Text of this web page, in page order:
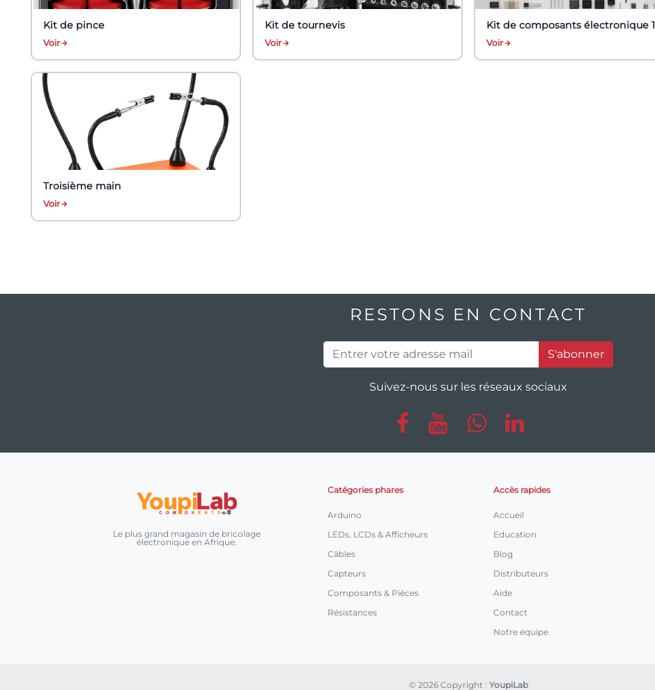
Kit de pince
Voir
Kit de tournevis
Voir
Kit de composants électronique 1
Voir
Troisième main
Voir
RESTONS EN CONTACT
S'abonner
Suivez-nous sur les réseaux sociaux
Le plus grand magasin de bricolage
électronique en Afrique.
Catégories phares
Arduino
LEDs, LCDs & Afficheurs
Câbles
Capteurs
Composants & Pièces
Résistances
Accès rapides
Accueil
Education
Blog
Distributeurs
Aide
Contact
Notre équipe
© 2026 Copyright : YoupiLab